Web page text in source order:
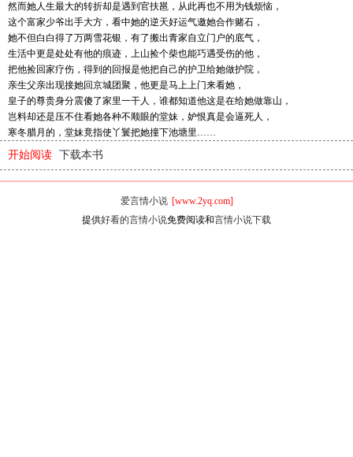
然而她人生最大的转折却是遇到官扶邕，从此再也不用为钱烦恼，
这个富家少爷出手大方，看中她的逆天好运气邀她合作赌石，
她不但白白得了万两雪花银，有了搬出青家自立门户的底气，
生活中更是处处有他的痕迹，上山捡个柴也能巧遇受伤的他，
把他捡回家疗伤，得到的回报是他把自己的护卫给她做护院，
亲生父亲出现接她回京城团聚，他更是马上上门来看她，
皇子的尊贵身分震傻了家里一干人，谁都知道他这是在给她做靠山，
岂料却还是压不住看她各种不顺眼的堂妹，妒恨真是会逼死人，
寒冬腊月的，堂妹竟指使丫鬟把她撞下池塘里……
开始阅读 下载本书
爱言情小说 [www.2yq.com]
提供好看的言情小说免费阅读和言情小说下载